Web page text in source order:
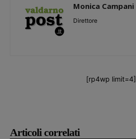
Articoli correlati
Monica Campani
Direttore
[rp4wp limit=4]